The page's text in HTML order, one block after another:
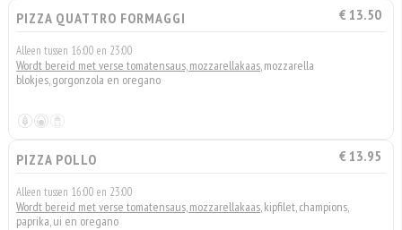
PIZZA QUATTRO FORMAGGI € 13.50
Alleen tussen 16:00 en 23:00
Wordt bereid met verse tomatensaus, mozzarellakaas, mozzarella
blokjes, gorgonzola en oregano
PIZZA POLLO € 13.95
Alleen tussen 16:00 en 23:00
Wordt bereid met verse tomatensaus, mozzarellakaas, kipfilet, champions,
paprika, ui en oregano